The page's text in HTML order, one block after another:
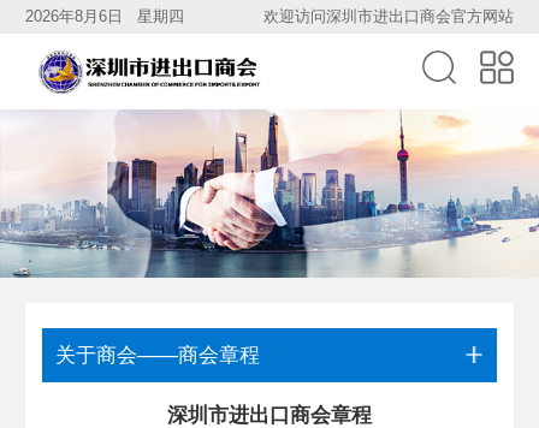
2026年8月6日 星期四 欢迎访问深圳市进出口商会官方网站
关于商会——商会章程
深圳市进出口商会章程